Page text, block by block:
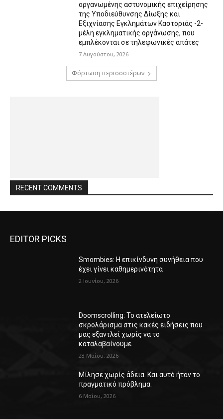
οργανωμένης αστυνομικής επιχείρησης
της Υποδιεύθυνσης Δίωξης και
Εξιχνίασης Εγκλημάτων Καστοριάς -2-
μέλη εγκληματικής οργάνωσης, που
εμπλέκονται σε τηλεφωνικές απάτες
7 Αυγούστου, 2026
Φόρτωση περισσοτέρων
RECENT COMMENTS
EDITOR PICKS
Smombies: Η επικίνδυνη συνήθεια που
έχει γίνει καθημερινότητα
2 Ιουνίου, 2026
Doomscrolling: Το ατελείωτο
σκρολάρισμα στις κακές ειδήσεις που
μας εξαντλεί χωρίς να το
καταλαβαίνουμε
28 Μαΐου, 2026
Μίλησε χωρίς άδεια. Και αυτό ήταν το
πραγματικό πρόβλημα.
6 Μαΐου, 2026